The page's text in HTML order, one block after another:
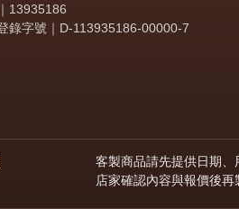
13935186
錄字號｜D-113935186-00000-7
客製商品請先提供日期
店家確認內容與報價後再